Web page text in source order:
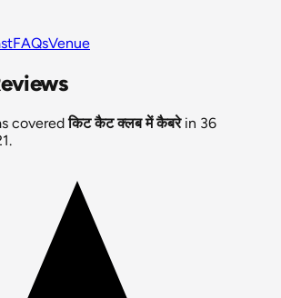
FAQsVenue
coveredकिट कैट क्लब में कैबरेin 36